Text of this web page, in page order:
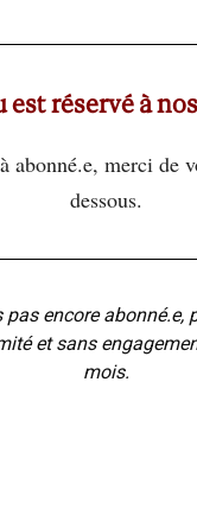
est réservé à
abonné.e, merci de
dessous.
pas encore abonné.e,
et sans
mois.